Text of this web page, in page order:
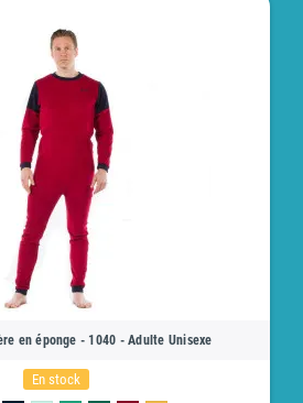
en éponge - 1040 - Adulte Unisexe
En stock